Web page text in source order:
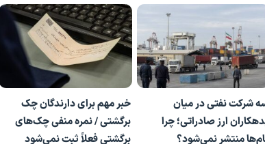
شرکت نفتی در میان
ارز صادراتی؛ چرا
منتشر نمی‌شود؟
خبر مهم برای دارندگان چک
برگشتی / نمره منفی چک‌های
برگشتی فعلاً ثبت نمی‌شود